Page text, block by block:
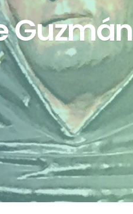
Guzmán